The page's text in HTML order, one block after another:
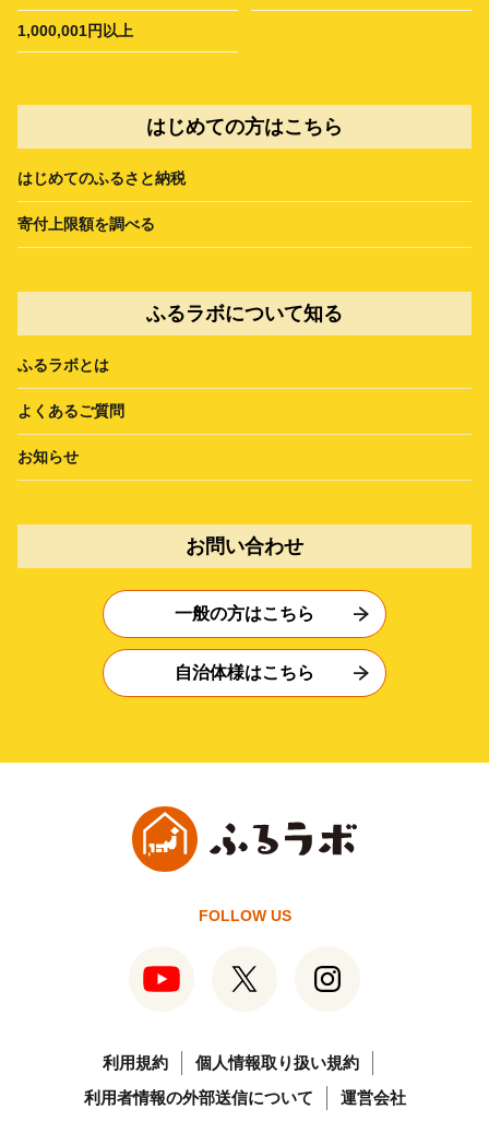
1,000,001円以上
はじめての方はこちら
はじめてのふるさと納税
寄付上限額を調べる
ふるラボについて知る
ふるラボとは
よくあるご質問
お知らせ
お問い合わせ
一般の方はこちら
自治体様はこちら
FOLLOW US
利用規約
個人情報取り扱い規約
利用者情報の外部送信について
運営会社